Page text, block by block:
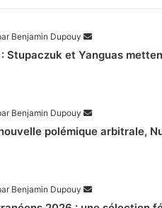
Benjamin Dupouy
: Stupaczuk et Yanguas
Benjamin Dupouy
polémique arbitrale,
Benjamin Dupouy